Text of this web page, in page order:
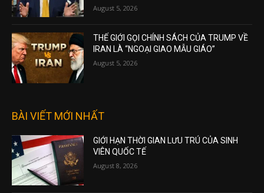
August 5, 2026
THẾ GIỚI GỌI CHÍNH SÁCH CỦA TRUMP VỀ
IRAN LÀ “NGOẠI GIAO MẪU GIÁO”
August 5, 2026
BÀI VIẾT MỚI NHẤT
GIỚI HẠN THỜI GIAN LƯU TRÚ CỦA SINH
VIÊN QUỐC TẾ
August 8, 2026